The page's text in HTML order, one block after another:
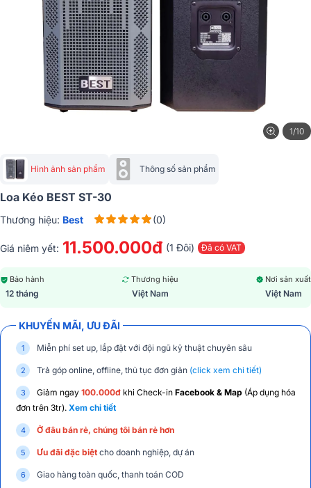
1/10
Hình ảnh sản phẩm Thông số sản phẩm
Loa Kéo BEST ST-30
Thương hiệu: Best (0)
Giá niêm yết: 11.500.000đ (1 Đôi) Đã có VAT
Bảo hành
12 tháng
Thương hiệu
Việt Nam
Nơi sản xuất
Việt Nam
KHUYẾN MÃI, ƯU ĐÃI
Miễn phí set up, lắp đặt với đội ngũ kỹ thuật chuyên sâu
Trả góp online, offline, thủ tục đơn giản (click xem chi tiết)
Giảm ngay 100.000đ khi Check-in Facebook & Map (Áp dụng hóa
đơn trên 3tr). Xem chi tiết
Ở đâu bán rẻ, chúng tôi bán rẻ hơn
Ưu đãi đặc biệt cho doanh nghiệp, dự án
Giao hàng toàn quốc, thanh toán COD